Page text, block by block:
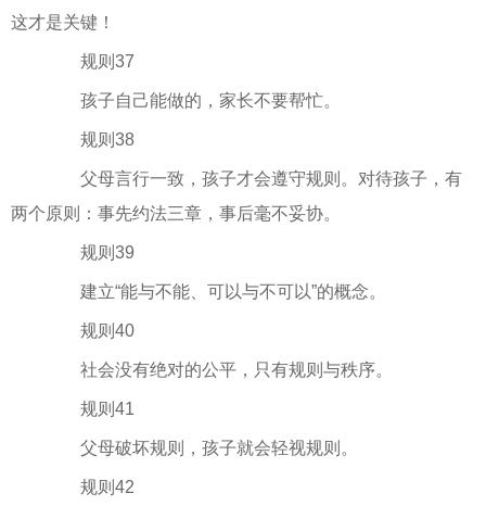
这才是关键！
规则37
孩子自己能做的，家长不要帮忙。
规则38
父母言行一致，孩子才会遵守规则。对待孩子，有
两个原则：事先约法三章，事后毫不妥协。
规则39
建立“能与不能、可以与不可以”的概念。
规则40
社会没有绝对的公平，只有规则与秩序。
规则41
父母破坏规则，孩子就会轻视规则。
规则42